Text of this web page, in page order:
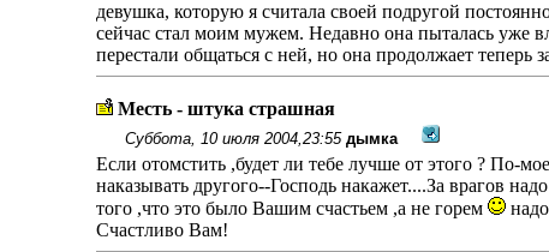
девушка, которую я считала своей подругой
сейчас стал моим мужем. Недавно она пыталась уже
перестали общаться с ней, но она продолжает
Месть - штука страшная
Суббота, 10 июля 2004,23:55 дымка
Если отомстить ,будет ли тебе лучше от этого ? По-
наказывать другого--Господь накажет....За врагов
того ,что это было Вашим счастьем ,а не горем
надо
Счастливо Вам!